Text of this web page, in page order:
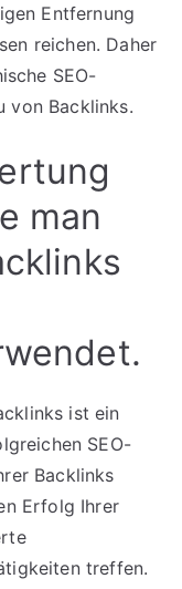
Entfernung
reichen. Daher
SEO-
von Backlinks.
man
ist ein
SEO-
Backlinks
Erfolg Ihrer
treffen.